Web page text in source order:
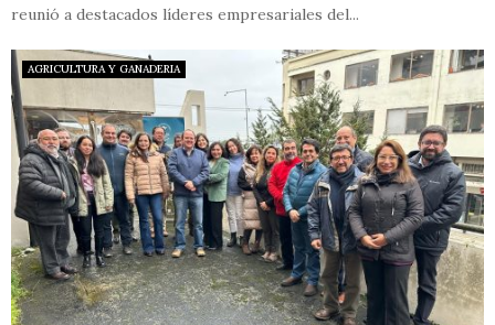
reunió a destacados líderes empresariales del...
AGRICULTURA Y GANADERIA